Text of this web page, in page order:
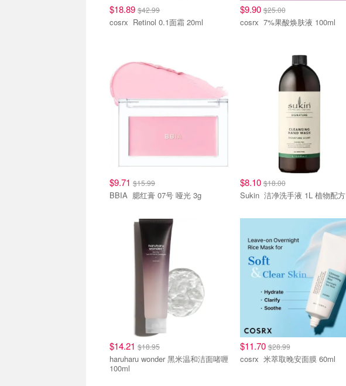
$18.89 $42.99
cosrx Retinol 0.1面霜 20ml
$9.90$25.00
cosrx 7%果酸焕肤液 100ml
$9.71 $15.99
BBIA 腮红膏 07号 哑光 3g
$8.10$18.00
Sukin 洁净洗手液 1L 植物配方
$14.21 $18.95
haruharu wonder 黑米温和洁面啫喱
100ml
$11.70$28.99
cosrx 米萃取晚安面膜 60ml